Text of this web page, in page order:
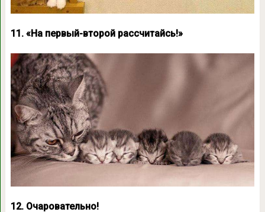
11. «На первый-второй рассчитайсь!»
12. Очаровательно!